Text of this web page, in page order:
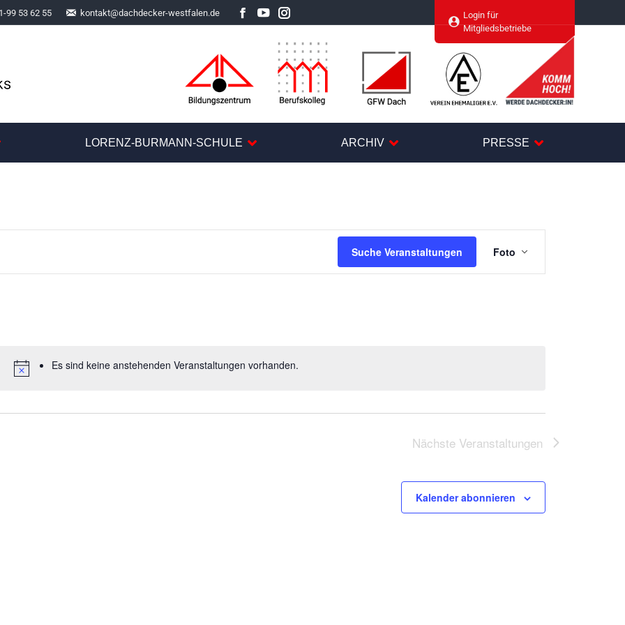
99 53 62 55 kontakt@dachdecker-westfalen.de
Facebook
YouTubeInstagram
Login für
Mitgliedsbetriebe
LORENZ-BURMANN-SCHULE ARCHIV PRESSE
Es sind keine anstehenden Veranstaltungen vorhanden.
Suche Veranstaltungen
Ansichten-
Navigation
Foto
Nächste Veranstaltungen
Kalender abonnieren